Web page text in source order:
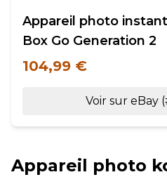
Appareil photo
Box Go Generation 2
104,99 €
Voir sur eBay
Appareil photo